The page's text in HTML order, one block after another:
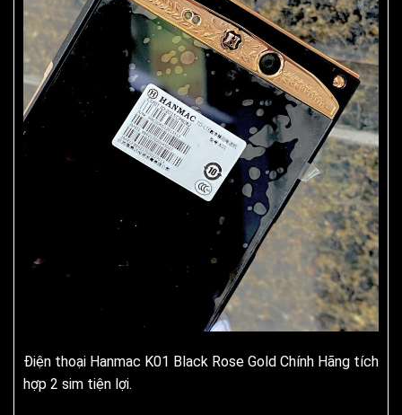
Điện thoại Hanmac K01 Black Rose Gold Chính Hãng tích
hợp 2 sim tiện lợi.